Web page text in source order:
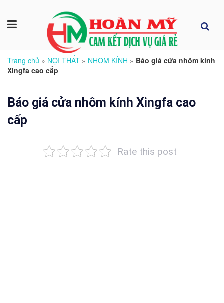
Trang chủ » NỘI THẤT » NHÔM KÍNH » Báo giá cửa nhôm kính
Xingfa cao cấp
Báo giá cửa nhôm kính Xingfa cao
cấp
Rate this post